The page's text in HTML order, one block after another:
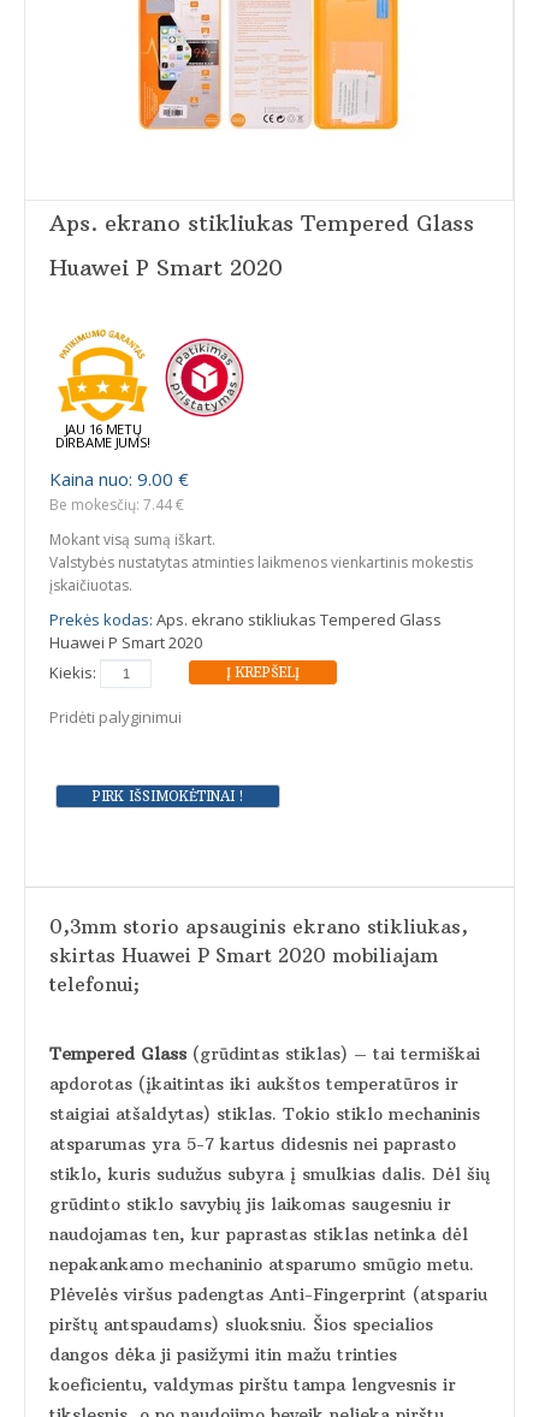
Aps. ekrano stikliukas Tempered Glass
Huawei P Smart 2020
JAU 16 METŲ
DIRBAME JUMS!
Kaina nuo: 9.00 €
Be mokesčių: 7.44 €
Mokant visą sumą iškart.
Valstybės nustatytas atminties laikmenos vienkartinis mokestis
įskaičiuotas.
Prekės kodas: Aps. ekrano stikliukas Tempered Glass
Huawei P Smart 2020
Kiekis:
Pridėti palyginimui
0,3mm storio apsauginis ekrano stikliukas,
skirtas Huawei P Smart 2020 mobiliajam
telefonui;
Tempered Glass (grūdintas stiklas) – tai termiškai
apdorotas (įkaitintas iki aukštos temperatūros ir
staigiai atšaldytas) stiklas. Tokio stiklo mechaninis
atsparumas yra 5-7 kartus didesnis nei paprasto
stiklo, kuris sudužus subyra į smulkias dalis. Dėl šių
grūdinto stiklo savybių jis laikomas saugesniu ir
naudojamas ten, kur paprastas stiklas netinka dėl
nepakankamo mechaninio atsparumo smūgio metu.
Plėvelės viršus padengtas Anti-Fingerprint (atspariu
pirštų antspaudams) sluoksniu. Šios specialios
dangos dėka ji pasižymi itin mažu trinties
koeficientu, valdymas pirštu tampa lengvesnis ir